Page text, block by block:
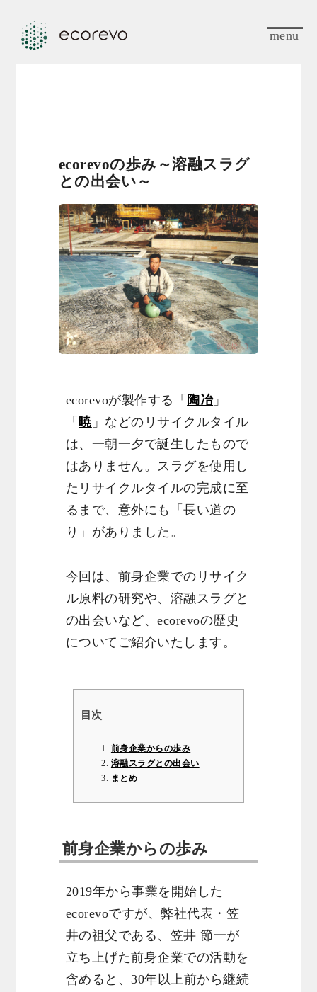
menu
ecorevoの歩み～溶融スラグ
との出会い～
ecorevoが製作する「 陶冶」
「 暁 」などのリサイクルタイル
は、一朝一夕で誕生したもので
はありません。スラグを使用し
たリサイクルタイルの完成に至
るまで、意外にも「長い道の
り」がありました。
今回は、前身企業でのリサイク
ル原料の研究や、溶融スラグと
の出会いなど、ecorevoの歴史
についてご紹介いたします。
目次
前身企業からの歩み
溶融スラグとの出会い
まとめ
前身企業からの歩み
2019年から事業を開始した
ecorevoですが、弊社代表・笠
井の祖父である、笠井 節一が
立ち上げた前身企業での活動を
含めると、30年以上前から継続